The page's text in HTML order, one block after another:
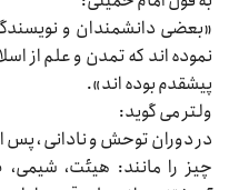
«بعضی دانشمندان و
نموده‌‌‌ اند که تمدن و علم از
پیشقدم بوده‌‌‌ اند».
ولتر می‌‌‌ گوید:
در دوران توحش و نادانی‌‌‌ ،
چیز را مانند: هیئت،